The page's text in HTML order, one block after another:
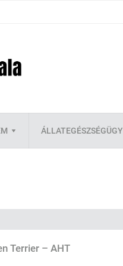
ÁLLATEGÉSZSÉGÜGY
Terrier – AHT